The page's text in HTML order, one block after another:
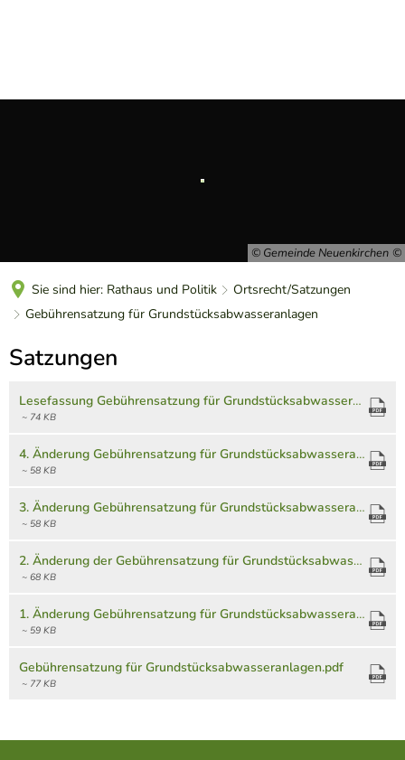
© Gemeinde Neuenkirchen
Sie sind hier: Rathaus und Politik
Ortsrecht/Satzungen
Gebührensatzung für Grundstücksabwasseranlagen
Gebührensatzung
für
Grundstücksabwasseranlagen
Satzungen
Lesefassung Gebührensatzung für Grundstücksabwasseranlagen
~ 74 KB
4. Änderung Gebührensatzung für Grundstücksabwasseranlagen.pdf
~ 58 KB
3. Änderung Gebührensatzung für Grundstücksabwasseranlagen.pdf
~ 58 KB
2. Änderung der Gebührensatzung für Grundstücksabwasseranlagen.pdf
~ 68 KB
1. Änderung Gebührensatzung für Grundstücksabwasseranlagen.pdf
~ 59 KB
Gebührensatzung für Grundstücksabwasseranlagen.pdf
~ 77 KB